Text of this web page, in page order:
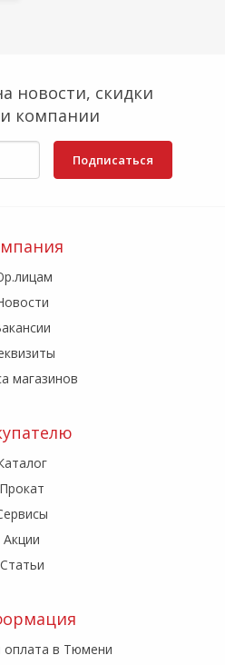
новости, скидки
компании
Подписаться
магазинов
Прокат
Акции
Статьи
оплата в Тюмени